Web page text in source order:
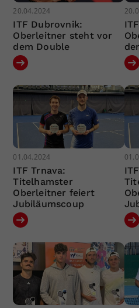
20.04.2024
ITF Dubrovnik:
Oberleitner steht vor
dem Double
01.04.2024
ITF Trnava:
Titelhamster
Oberleitner feiert
Jubiläumscoup